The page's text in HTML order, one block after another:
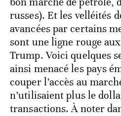
russes). Et les velléités
avancées par certains
sont une ligne rouge
Trump. Voici quelques
ainsi menacé les pays
couper l’accès au
n’utilisaient plus le
transactions. À noter